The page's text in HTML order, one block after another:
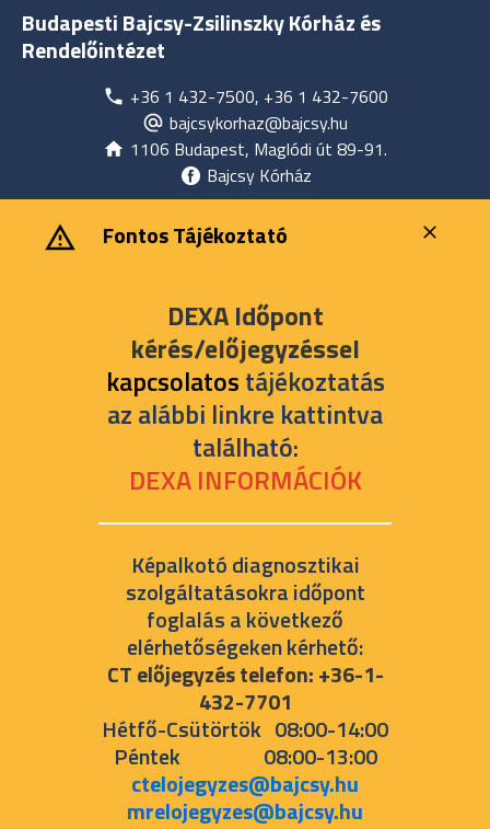
Budapesti Bajcsy-Zsilinszky Kórház és
Rendelőintézet
+36 1 432-7500, +36 1 432-7600
bajcsykorhaz@bajcsy.hu
1106 Budapest, Maglódi út 89-91.
Bajcsy Kórház
‎ ‎Fontos Tájékoztató
DEXA Időpont
kérés/előjegyzéssel
kapcsolatostájékoztatás
az alábbi linkre kattintva
található:
DEXA INFORMÁCIÓK
Képalkotó diagnosztikai
szolgáltatásokra időpont
foglalás a következő
elérhetőségeken kérhető:
CT előjegyzés telefon: +36-1-
432-7701
Hétfő-Csütörtök 08:00-14:00
Péntek 08:00-13:00
ctelojegyzes@bajcsy.hu
mrelojegyzes@bajcsy.hu